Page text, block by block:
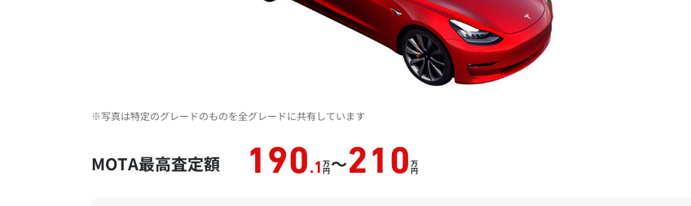
※写真は特定のグレードのものを全グレードに共有しています
MOTA最高査定額 190 .1 万
円～210 万
円